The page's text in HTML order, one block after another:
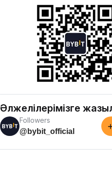
Әлжелілерімізге
Followers
@bybit_official